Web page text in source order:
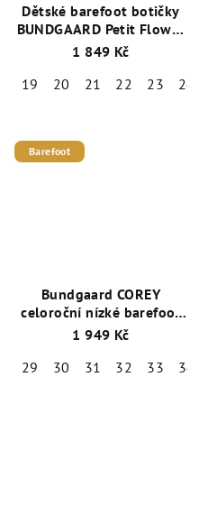
Dětské barefoot botičky
BUNDGAARD Petit Flower
Vintage Rose + ponožky
Emel zdarma
1 849 Kč
19
20 21 22 23 24
Barefoot
Bundgaard COREY
celoroční nízké barefoot
boty Cognac
1 949 Kč
29
30 31 32 33 34